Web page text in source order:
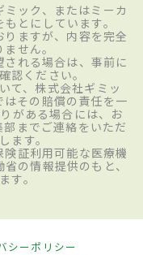
ック、またはミーカ
とにしています。
ますが、内容を完全
せん。
れる場合は、事前に
認ください。
て、株式会社ギミッ
その賠償の責任を一
がある場合には、お
までご連絡をいただ
ます。
証利用可能な医療機
の情報提供のもと、
す。
シーポリシー